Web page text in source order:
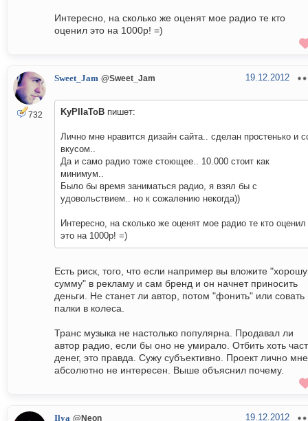
Интересно, на сколько же оценят мое радио те кто
оценил это на 1000р! =)
732
Sweet_Jam @Sweet_Jam 19.12.2012
KyPIIaToB пишет:
Лично мне нравится дизайн сайта.. сделан простенько и
вкусом..
Да и само радио тоже стоющее.. 10.000 стоит как
минимум..
Было бы время заниматься радио, я взял бы с
удовольствием.. но к сожалению некогда))
Интересно, на сколько же оценят мое радио те кто оценил
это на 1000р! =)
Есть риск, того, что если например вы вложите
сумму" в рекламу и сам бренд и он начнет приносить
деньги. Не станет ли автор, потом "фонить" или совать
палки в колеса.
Транс музыка не настолько популярна. Продавал ли
автор радио, если бы оно не умирало. Отбить хоть
денег, это правда. Сужу субъективно. Проект лично мне
абсолютно не интересен. Выше объяснил почему.
Ilya @Neon 19.12.2012